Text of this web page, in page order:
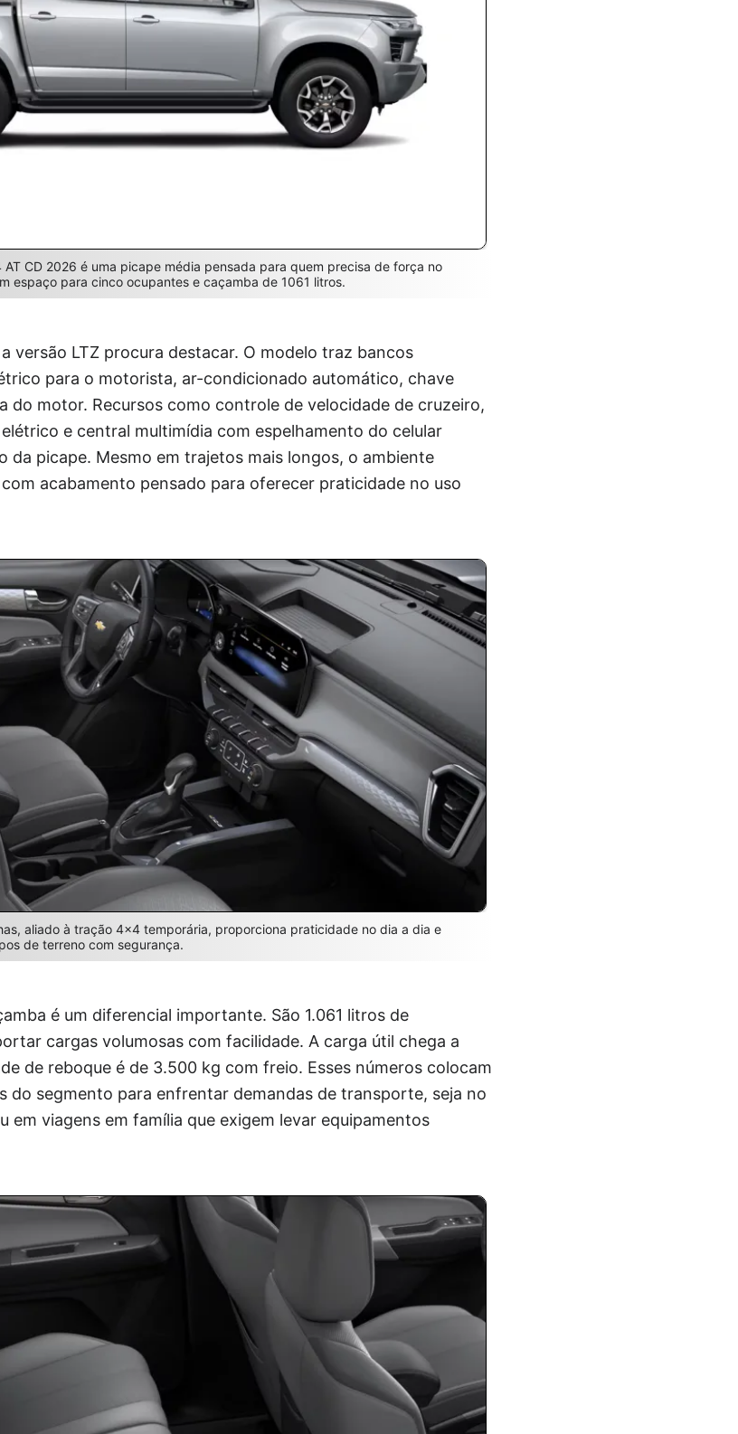
CD 2026 é uma picape média pensada para quem precisa de força no
espaço para cinco ocupantes e caçamba de 1061 litros.
versão LTZ procura destacar. O modelo traz bancos
para o motorista, ar-condicionado automático, chave
do motor. Recursos como controle de velocidade de cruzeiro,
e central multimídia com espelhamento do celular
picape. Mesmo em trajetos mais longos, o ambiente
acabamento pensado para oferecer praticidade no uso
aliado à tração 4×4 temporária, proporciona praticidade no dia a dia e
de terreno com segurança.
é um diferencial importante. São 1.061 litros de
cargas volumosas com facilidade. A carga útil chega a
de reboque é de 3.500 kg com freio. Esses números colocam
do segmento para enfrentar demandas de transporte, seja no
em viagens em família que exigem levar equipamentos